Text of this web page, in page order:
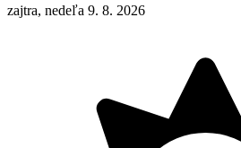
zajtra, nedeľa 9. 8. 2026